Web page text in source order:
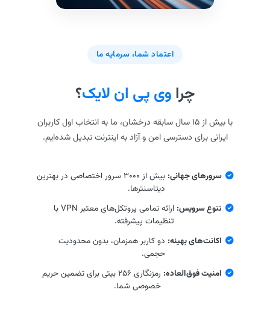
اعتماد شما، سرمایه ما
چرا وی پی ان لایک؟
با بیش از ۱۵ سال سابقه درخشان، ما به انتخاب اول کاربران
ایرانی برای دسترسی امن و آزاد به اینترنت تبدیل شده‌ایم.
سرورهای جهانی:
بیش از ۳۰۰۰ سرور اختصاصی در بهترین
دیتاسنترها.
تنوع سرویس:
ارائه تمامی پروتکل‌های معتبر VPN با
تنظیمات پیشرفته.
اکانت‌های بهینه: دو کاربر همزمان، بدون محدودیت
حجمی.
امنیت فوق‌العاده:
رمزنگاری ۲۵۶ بیتی برای تضمین حریم
خصوصی شما.